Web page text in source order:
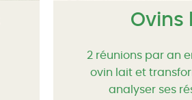
Ovins
2 réunions par an
ovin lait et
analyser ses